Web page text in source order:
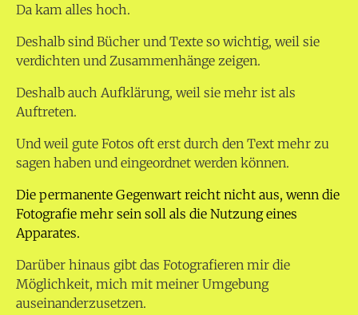
Da kam alles hoch.
Deshalb sind Bücher und Texte so wichtig, weil sie
verdichten und Zusammenhänge zeigen.
Deshalb auch Aufklärung, weil sie mehr ist als
Auftreten.
Und weil gute Fotos oft erst durch den Text mehr zu
sagen haben und eingeordnet werden können.
Die permanente Gegenwart reicht nicht aus, wenn die
Fotografie mehr sein soll als die Nutzung eines
Apparates.
Darüber hinaus gibt das Fotografieren mir die
Möglichkeit, mich mit meiner Umgebung
auseinanderzusetzen.